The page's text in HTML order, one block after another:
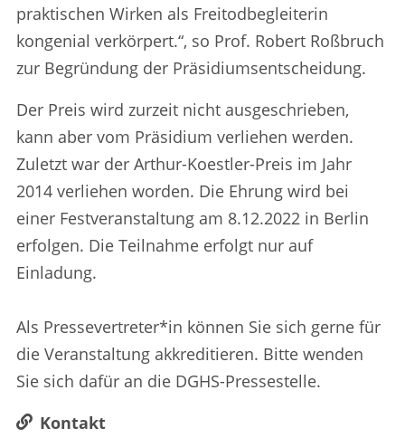
praktischen Wirken als Freitodbegleiterin
kongenial verkörpert.“, so Prof. Robert Roßbruch
zur Begründung der Präsidiumsentscheidung.
Der Preis wird zurzeit nicht ausgeschrieben,
kann aber vom Präsidium verliehen werden.
Zuletzt war der Arthur-Koestler-Preis im Jahr
2014 verliehen worden. Die Ehrung wird bei
einer Festveranstaltung am 8.12.2022 in Berlin
erfolgen. Die Teilnahme erfolgt nur auf
Einladung.
Als Pressevertreter*in können Sie sich gerne für
die Veranstaltung akkreditieren. Bitte wenden
Sie sich dafür an die DGHS-Pressestelle.
Kontakt